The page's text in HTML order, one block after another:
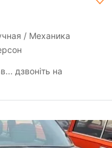
/ Механика
дзвоніть на